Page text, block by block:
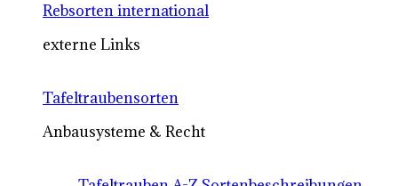
Rebsorten international
externe Links
Tafeltraubensorten
Anbausysteme & Recht